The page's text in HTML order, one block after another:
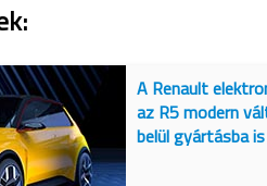
A Renault
az R5 modern
belül gyártásba